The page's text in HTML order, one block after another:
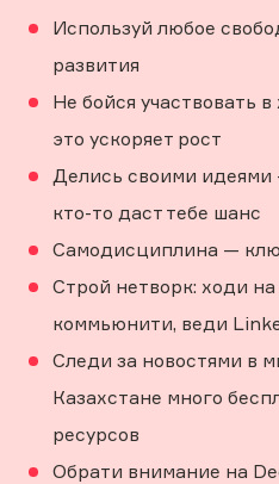
Используй любое
развития
Не бойся участвовать
это ускоряет рост
Делись своими
кто-то даст тебе шанс
Самодисциплина —
Строй нетворк: ходи
коммьюнити, веди
Следи за новостями в
Казахстане много
ресурсов
Обрати внимание на